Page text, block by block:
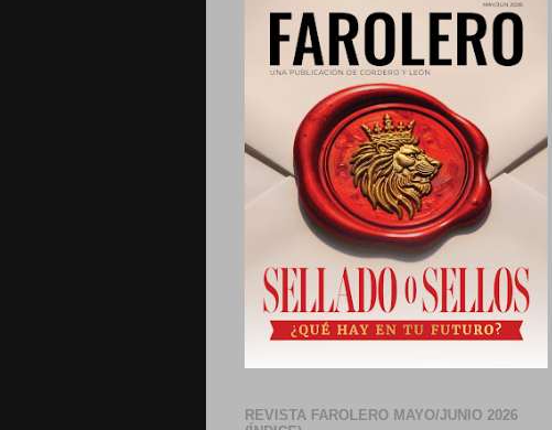
REVISTA FAROLERO MAYO/JUNIO 2026